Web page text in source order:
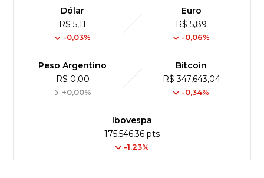
Dólar
R$ 5,11
-0,03%
Euro
R$ 5,89
-0,06%
Peso Argentino
R$ 0,00
+0,00%
Bitcoin
R$ 347,643,04
-0,34%
Ibovespa
175,546,36 pts
-1.23%